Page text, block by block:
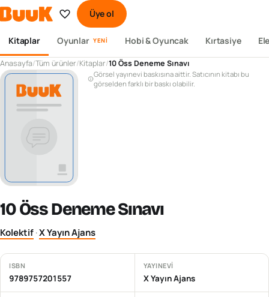
Üye ol
Kitaplar Oyunlar YENI Hobi & Oyuncak Kırtasiye
Anasayfa/Tüm ürünler/Kitaplar/10 Öss Deneme Sınavı
Görsel yayınevi baskısına aittir. Satıcının kitabı bu
görselden farklı bir baskı olabilir.
10 Öss Deneme Sınavı
Kolektif·X Yayın Ajans
ISBN
9789757201557
YAYINEVI
X Yayın Ajans